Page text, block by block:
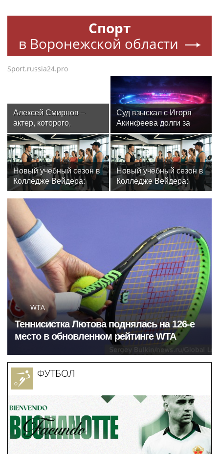
Спорт
в Воронежской области
Sport.russia24.pro
Алексей Смирнов –
актер, которого,
надеюсь, еще не
забыли
Суд взыскал с Игоря
Акинфеева долги за
коммунальные услуги
Новый учебный сезон в
Колледже Вейдера:
стартовали очные
программы подготовки
фитнес-тренеров и
специалистов
индустрии здоровья
Новый учебный сезон в
Колледже Вейдера:
стартовали очные
индустрии здоровья
WTA
Теннисистка Лютова поднялась на 126-е
место в обновленном рейтинге WTA
ФУТБОЛ